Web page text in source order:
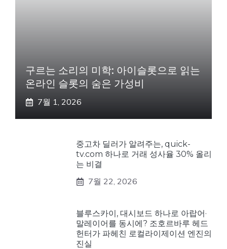
구르는 소리의 미학: 아이슬롯으로 읽는
온라인 슬롯의 숨은 가성비
7월 1, 2026
중고차 딜러가 알려주는, quick-
tv.com 하나로 거래 성사율 30% 올리
는 비결
7월 22, 2026
블루스카이, 대시보드 하나로 아랍어·
말레이어를 동시에? 조호르바루 헤드
헌터가 파헤친 로컬라이제이션 엔진의
진실